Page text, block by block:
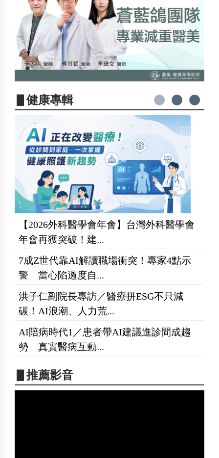
▋健康專輯
【2026外科醫學會年會】台灣外科醫學會
年會再獲突破！建...
7成Z世代靠AI解讀職場衝突！專家4點示
警 當心陷過度自...
洪子仁副院長專訪／醫療拼ESG不只減
碳！AI浪潮、人力荒...
AI陪病時代1／患者帶AI建議進診間成趨
勢 真實醫病互動...
▋推薦影音